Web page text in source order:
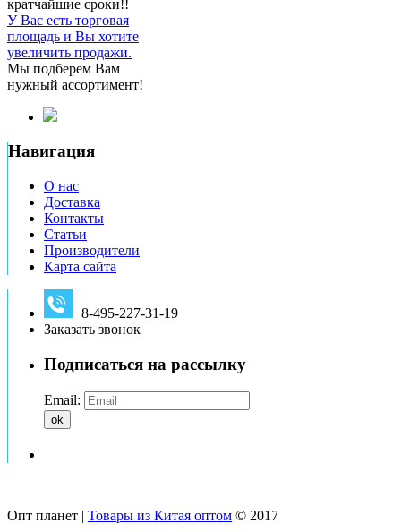
кратчайшие сроки!!
У Вас есть торговая
площадь и Вы хотите
увеличить продажи.
Мы подберем Вам
нужный ассортимент!
Навигация
О нас
Доставка
Контакты
Статьи
Производители
Карта сайта
8-495-227-31-19
Заказать звонок
Подписаться на рассылку
Email:
ok
Опт планет | Товары из Китая оптом © 2017